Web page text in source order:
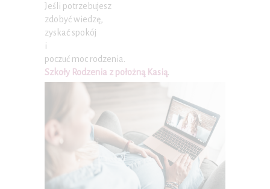
Jeśli potrzebujesz
zdobyć wiedzę,
zyskać spokój
i
poczuć moc rodzenia.
Szkoły Rodzenia z położną Kasią.